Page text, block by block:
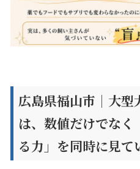
広島県福山市｜大型
は、数値だけでな
る力」を同時に見